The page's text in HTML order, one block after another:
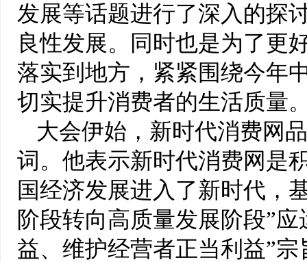
发展等话题进行了深入的探
良性发展。同时也是为了更
落实到地方，紧紧围绕今年
切实提升消费者的生活质量
大会伊始，新时代消费网
词。他表示新时代消费网是
国经济发展进入了新时代，
阶段转向高质量发展阶段”
益、维护经营者正当利益”